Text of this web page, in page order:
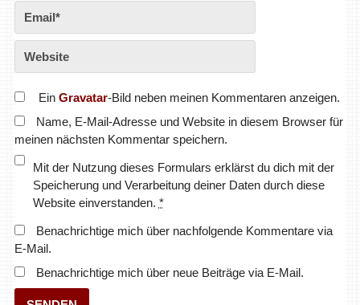
Ein Gravatar-Bild neben meinen Kommentaren anzeigen.
Name, E-Mail-Adresse und Website in diesem Browser für
meinen nächsten Kommentar speichern.
Mit der Nutzung dieses Formulars erklärst du dich mit der
Speicherung und Verarbeitung deiner Daten durch diese
Website einverstanden. *
Benachrichtige mich über nachfolgende Kommentare via
E-Mail.
Benachrichtige mich über neue Beiträge via E-Mail.